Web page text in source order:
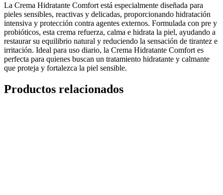
La Crema Hidratante Comfort está especialmente diseñada para
pieles sensibles, reactivas y delicadas, proporcionando hidratación
intensiva y protección contra agentes externos. Formulada con pre y
probióticos, esta crema refuerza, calma e hidrata la piel, ayudando a
restaurar su equilibrio natural y reduciendo la sensación de tirantez e
irritación. Ideal para uso diario, la Crema Hidratante Comfort es
perfecta para quienes buscan un tratamiento hidratante y calmante
que proteja y fortalezca la piel sensible.
Productos relacionados